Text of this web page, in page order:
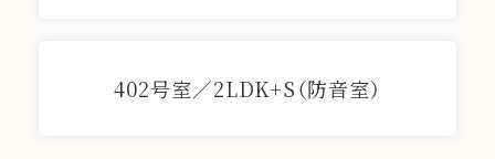
402号室／2LDK+S（防音室）